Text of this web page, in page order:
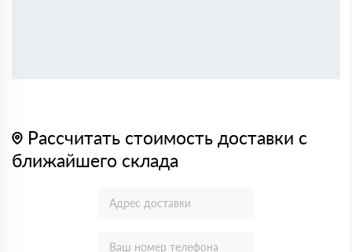
Рассчитать стоимость доставки с
ближайшего склада